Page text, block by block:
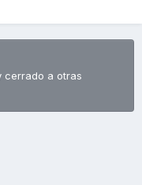
cerrado a otras